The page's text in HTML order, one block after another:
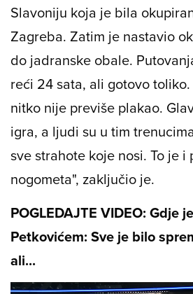
Slavoniju koja je bila
Zagreba. Zatim je nastavio
do jadranske obale.
reći 24 sata, ali gotovo
nitko nije previše plakao.
igra, a ljudi su u tim
sve strahote koje nosi. To je i
nogometa", zaključio je.
POGLEDAJTE VIDEO: Gdje
Petkovićem: Sve je bilo
ali...